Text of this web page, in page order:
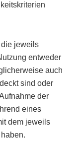
die jeweils
entweder
auch
sind oder
der
eines
dem jeweils